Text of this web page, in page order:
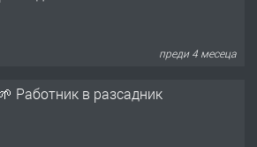
преди 4 месеца
🌱 Работник в разсадник